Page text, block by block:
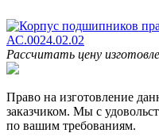
Рассчитать цену
Право на изготовление
заказчиком. Мы с
по вашим требованиям.